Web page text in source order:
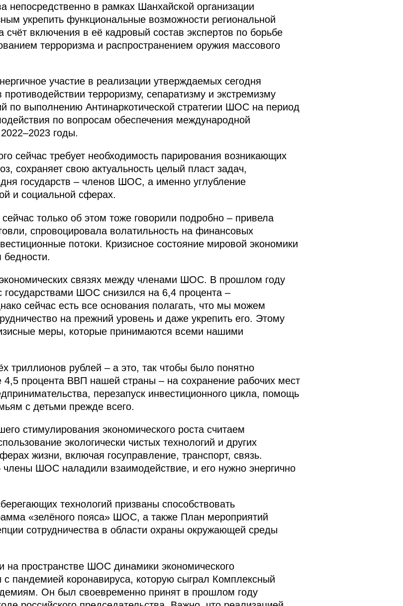
непосредственно в рамках Шанхайской организации
укрепить функциональные возможности региональной
счёт включения в её кадровый состав экспертов по борьбе
терроризма и распространением оружия массового
участие в реализации утверждаемых сегодня
терроризму, сепаратизму и экстремизму
по выполнению Антинаркотической стратегии ШОС на период
по вопросам обеспечения международной
годы.
сейчас требует необходимость парирования возникающих
сохраняет свою актуальность целый пласт задач,
государств – членов ШОС, а именно углубление
и социальной сферах.
только об этом тоже говорили подробно – привела
спровоцировала волатильность на финансовых
потоки. Кризисное состояние мировой экономики
бедности.
связях между членами ШОС. В прошлом году
государствами ШОС снизился на 6,4 процента –
сейчас есть все основания полагать, что мы можем
на прежний уровень и даже укрепить его. Этому
меры, которые принимаются всеми нашими
триллионов рублей – а это, так чтобы было понятно
4,5 процента ВВП нашей страны – на сохранение рабочих мест
перезапуск инвестиционного цикла, помощь
с детьми прежде всего.
стимулирования экономического роста считаем
экологически чистых технологий и других
жизни, включая госуправление, транспорт, связь.
ШОС наладили взаимодействие, и его нужно энергично
технологий призваны способствовать
«зелёного пояса» ШОС, а также План мероприятий
сотрудничества в области охраны окружающей среды
на пространстве ШОС динамики экономического
с пандемией коронавируса, которую сыграл Комплексный
Он был своевременно принят в прошлом году